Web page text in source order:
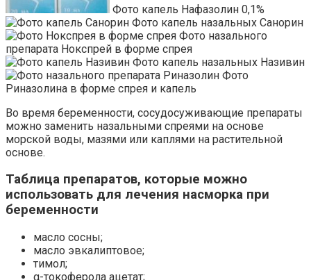
Фото капель Нафазолин 0,1%
Фото капель назальных Санорин
Фото назального
препарата Нокспрей в форме спрея
Фото капель назальных Називин
Фото
Риназолина в форме спрея и капель
Во время беременности, сосудосуживающие препараты
можно заменить назальными спреями на основе
морской воды, мазями или каплями на растительной
основе.
Таблица препаратов, которые можно
использовать для лечения насморка при
беременности
масло сосны;
масло эвкалиптовое;
тимол;
α-токоферола ацетат;